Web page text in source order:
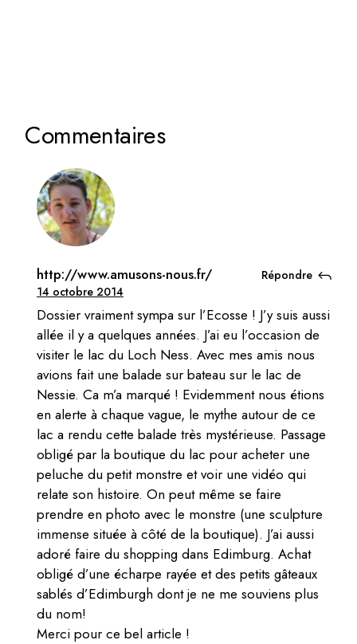
Commentaires
http://www.amusons-nous.fr/
14 octobre 2014
Dossier vraiment sympa sur l’Ecosse ! J’y suis aussi
allée il y a quelques années. J’ai eu l’occasion de
visiter le lac du Loch Ness. Avec mes amis nous
avions fait une balade sur bateau sur le lac de
Nessie. Ca m’a marqué ! Evidemment nous étions
en alerte à chaque vague, le mythe autour de ce
lac a rendu cette balade très mystérieuse. Passage
obligé par la boutique du lac pour acheter une
peluche du petit monstre et voir une vidéo qui
relate son histoire. On peut même se faire
prendre en photo avec le monstre (une sculpture
immense située à côté de la boutique). J’ai aussi
adoré faire du shopping dans Edimburg. Achat
obligé d’une écharpe rayée et des petits gâteaux
sablés d’Edimburgh dont je ne me souviens plus
du nom!
Merci pour ce bel article !
Répondre